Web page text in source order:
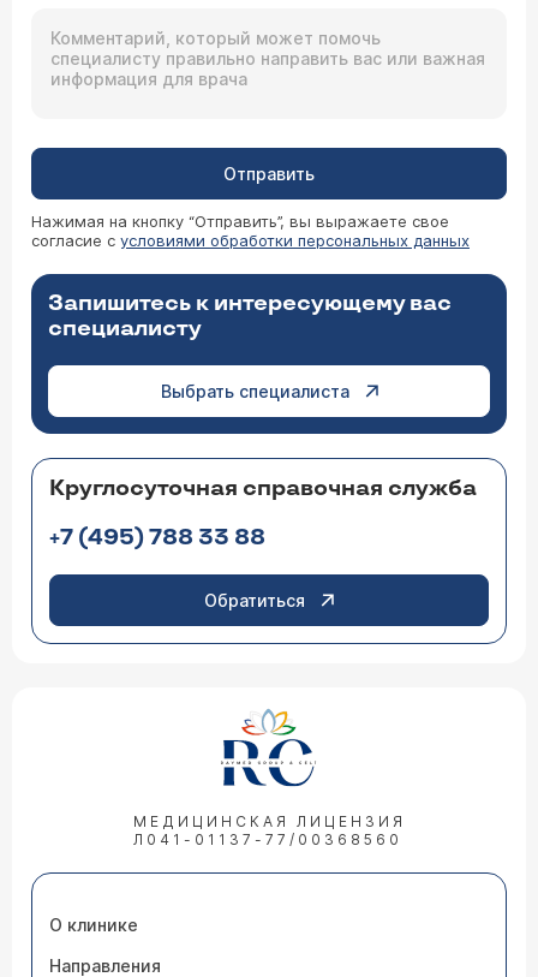
Отправить
Нажимая на кнопку “Отправить”, вы выражаете свое
согласие с условиями обработки персональных данных
Запишитесь к интересующему вас
специалисту
Выбрать специалиста
Круглосуточная справочная служба
+7 (495) 788 33 88
Обратиться
МЕДИЦИНСКАЯ ЛИЦЕНЗИЯ
Л041-01137-77/00368560
О клинике
Направления